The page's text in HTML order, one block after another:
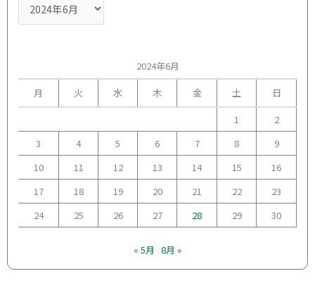
2024年6月
月
火 水 木 金 土
日
1
2
3
4 5 6 7 8
9
10
11 12 13 14 15
16
17
18 19 20 21 22
23
24
25 26 27 28 29 30
« 5月 8月 »